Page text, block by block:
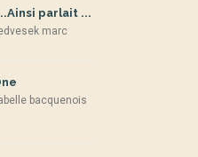
parlait ...
marc
bacquenois